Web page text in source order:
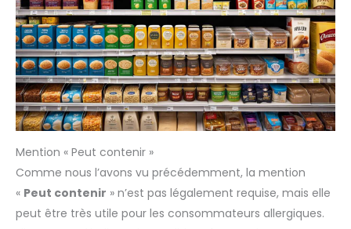
Mention « Peut contenir »
Comme nous l’avons vu précédemment, la mention
« Peut contenir » n’est pas légalement requise, mais elle
peut être très utile pour les consommateurs allergiques.